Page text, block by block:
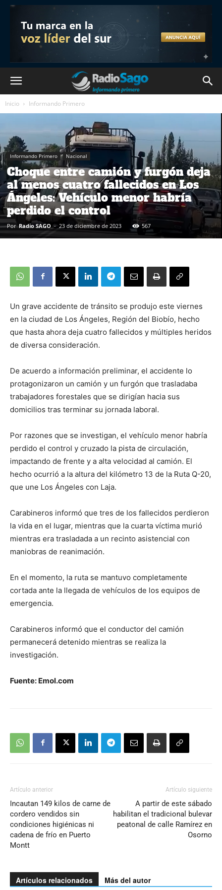
Inicio Informando Primero
Informando Primero Nacional
Choque entre camión y furgón deja
al menos cuatro fallecidos en Los
Ángeles: Vehículo menor habría
perdido el control
Por Radio SAGO - 23 de diciembre de 2023 567
Un grave accidente de tránsito se produjo este viernes
en la ciudad de Los Ángeles, Región del Biobío, hecho
que hasta ahora deja cuatro fallecidos y múltiples heridos
de diversa consideración.
De acuerdo a información preliminar, el accidente lo
protagonizaron un camión y un furgón que trasladaba
trabajadores forestales que se dirigían hacia sus
domicilios tras terminar su jornada laboral.
Por razones que se investigan, el vehículo menor habría
perdido el control y cruzado la pista de circulación,
impactando de frente y a alta velocidad al camión. El
hecho ocurrió a la altura del kilómetro 13 de la Ruta Q-20,
que une Los Ángeles con Laja.
Carabineros informó que tres de los fallecidos perdieron
la vida en el lugar, mientras que la cuarta víctima murió
mientras era trasladada a un recinto asistencial con
maniobras de reanimación.
En el momento, la ruta se mantuvo completamente
cortada ante la llegada de vehículos de los equipos de
emergencia.
Carabineros informó que el conductor del camión
permanecerá detenido mientras se realiza la
investigación.
Fuente: Emol.com
Artículo anterior
Incautan 149 kilos de carne de
cordero vendidos sin
condiciones higiénicas ni
cadena de frío en Puerto
Montt
Artículo siguiente
A partir de este sábado
habilitan el tradicional bulevar
peatonal de calle Ramírez en
Osorno
Artículos relacionados Más del autor